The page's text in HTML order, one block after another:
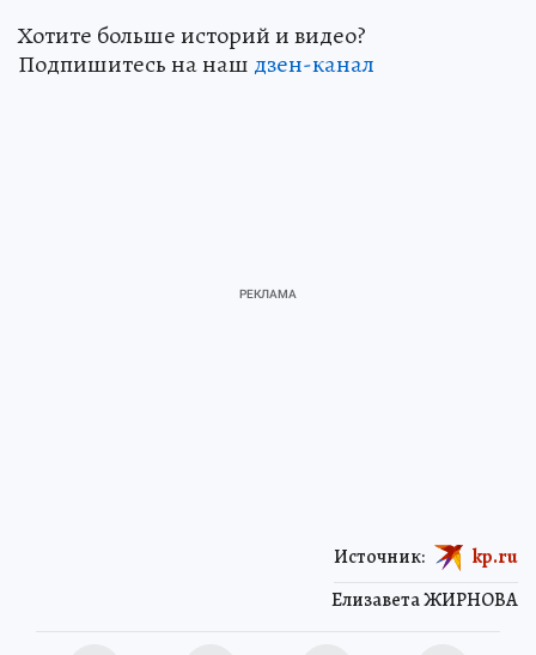
Хотите больше историй и видео?
Подпишитесь на наш дзен-канал
Елизавета ЖИРНОВА
Источник: kp.ru